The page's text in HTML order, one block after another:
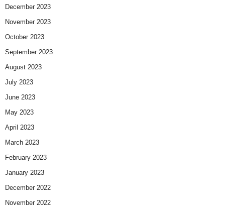
December 2023
November 2023
October 2023
September 2023
August 2023
July 2023
June 2023
May 2023
April 2023
March 2023
February 2023
January 2023
December 2022
November 2022